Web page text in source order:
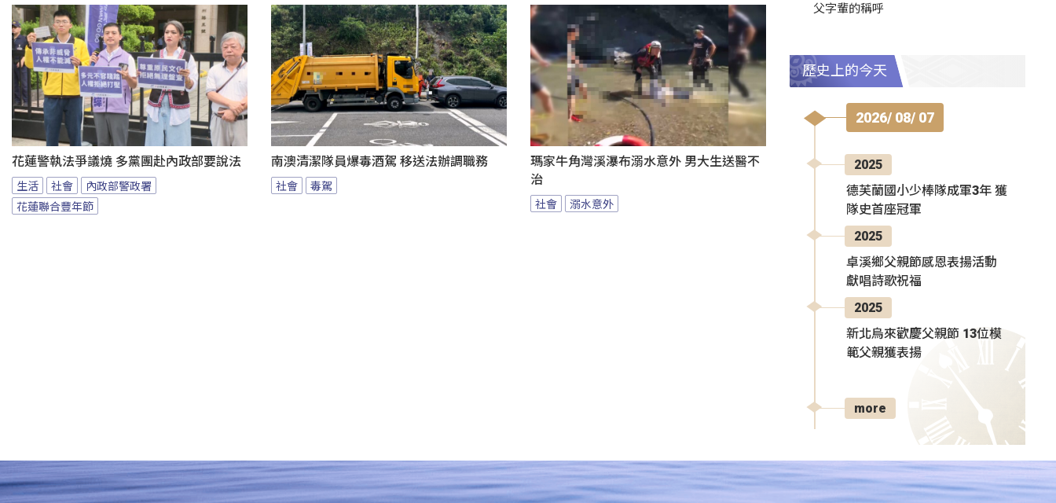
花蓮警執法爭議燒 多黨團赴內政部要說法
生活 社會
內政部警政署
花蓮聯合豐年節
南澳清潔隊員爆毒酒駕 移送法辦調職務
社會 毒駕
瑪家牛角灣溪瀑布溺水意外 男大生送醫不
治
社會 溺水意外
父字輩的稱呼
歷史上的今天
2026/ 08/ 07
2025
德芙蘭國小少棒隊成軍3年 獲
隊史首座冠軍
2025
卓溪鄉父親節感恩表揚活動
獻唱詩歌祝福
2025
新北烏來歡慶父親節 13位模
範父親獲表揚
more